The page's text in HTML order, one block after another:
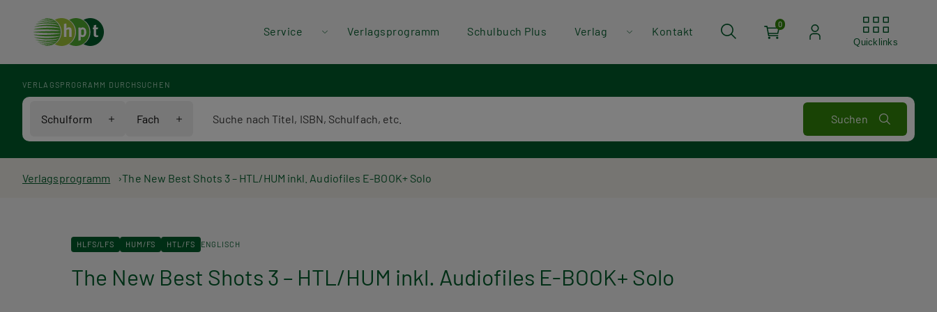
Header
Menü
Service Verlagsprogramm Schulbuch Plus Verlag Kontakt
0
Quicklinks
VERLAGSPROGRAMM DURCHSUCHEN
Schulform Fach
Pfadnavigation
Verlagsprogramm The New Best Shots 3 – HTL/HUM inkl. Audiofiles E-BOOK+ Solo
HLFS/LFS HUM/FS HTL/FS ENGLISCH
The New Best Shots 3 – HTL/HUM inkl. Audiofiles E-BOOK+ Solo